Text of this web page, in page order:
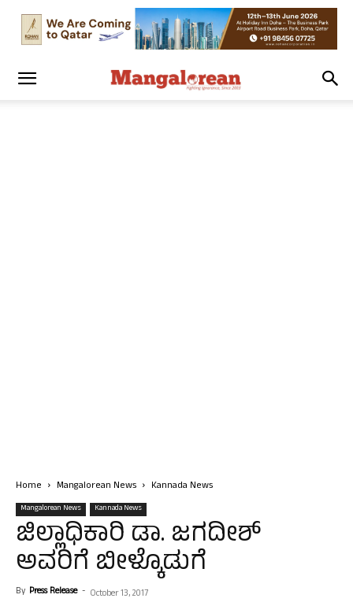
Home Mangalorean News Kannada News
Mangalorean News Kannada News
ಜಿಲ್ಲಾಧಿಕಾರಿ ಡಾ. ಜಗದೀಶ್
ಅವರಿಗೆ ಬೀಳ್ಕೊಡುಗೆ
By Press Release - October 13, 2017